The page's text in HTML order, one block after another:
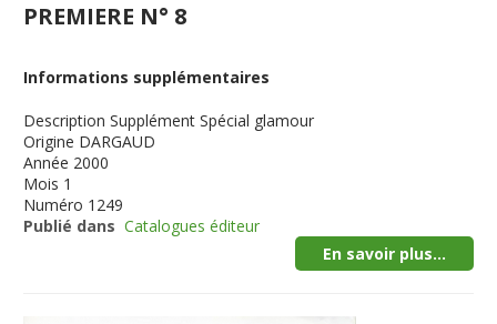
PREMIERE N° 8
Informations supplémentaires
Description Supplément Spécial glamour
Origine DARGAUD
Année 2000
Mois 1
Numéro 1249
Publié dans Catalogues éditeur
En savoir plus...